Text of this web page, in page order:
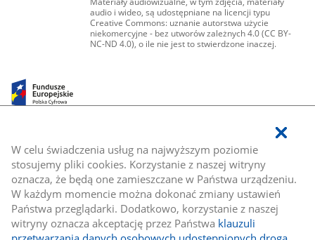
W celu świadczenia usług na najwyższym poziomie
stosujemy pliki cookies. Korzystanie z naszej witryny
oznacza, że będą one zamieszczane w Państwa urządzeniu.
W każdym momencie można dokonać zmiany ustawień
Państwa przeglądarki. Dodatkowo, korzystanie z naszej
witryny oznacza akceptację przez Państwa klauzuli
audio i wideo, są udostępniane na licencji typu
Creative Commons: uznanie autorstwa użycie
niekomercyjne - bez utworów zależnych 4.0 (CC BY-
NC-ND 4.0), o ile nie jest to stwierdzone inaczej.